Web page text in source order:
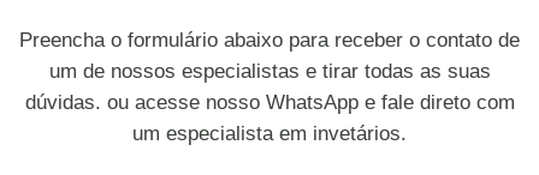
Preencha o formulário abaixo para receber o contato de
um de nossos especialistas e tirar todas as suas
dúvidas. ou acesse nosso WhatsApp e fale direto com
um especialista em invetários.